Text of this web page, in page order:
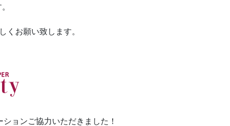
くお願い致します。
ョンご協力いただきました！